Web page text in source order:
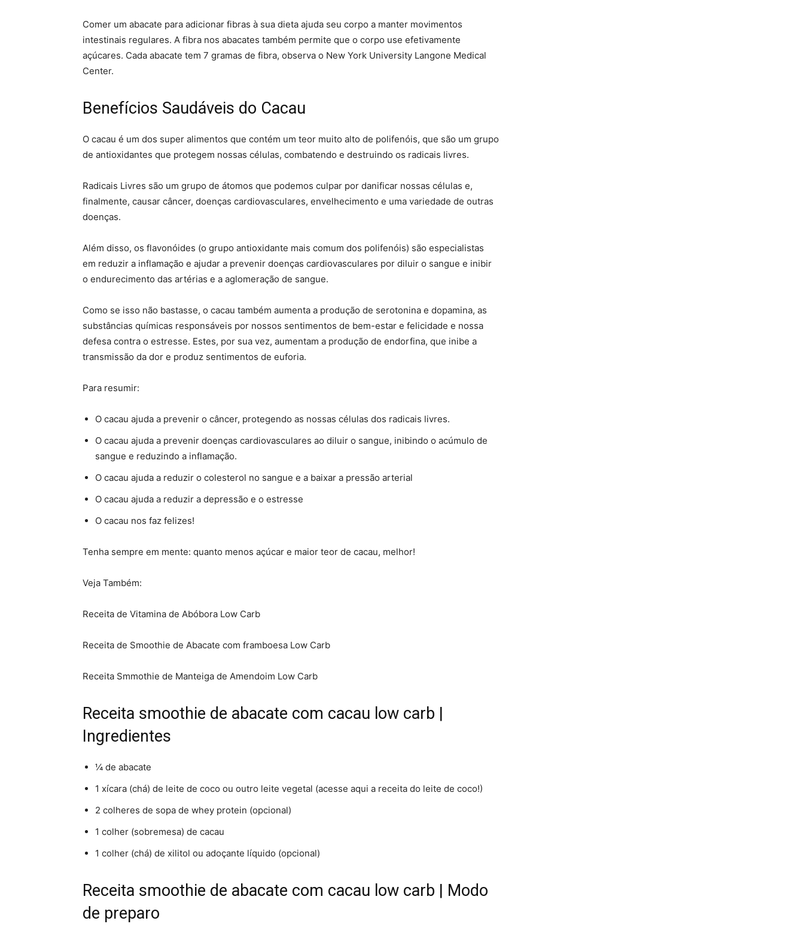
Comer um abacate para adicionar fibras à sua dieta ajuda seu corpo a manter movimentos
intestinais regulares. A fibra nos abacates também permite que o corpo use efetivamente
açúcares. Cada abacate tem 7 gramas de fibra, observa o New York University Langone Medical
Center.
Benefícios Saudáveis ​​do Cacau
O cacau é um dos super alimentos que contém um teor muito alto de polifenóis, que são um grupo
de antioxidantes que protegem nossas células, combatendo e destruindo os radicais livres.
Radicais Livres são um grupo de átomos que podemos culpar por danificar nossas células e,
finalmente, causar câncer, doenças cardiovasculares, envelhecimento e uma variedade de outras
doenças.
Além disso, os flavonóides (o grupo antioxidante mais comum dos polifenóis) são especialistas
em reduzir a inflamação e ajudar a prevenir doenças cardiovasculares por diluir o sangue e inibir
o endurecimento das artérias e a aglomeração de sangue.
Como se isso não bastasse, o cacau também aumenta a produção de serotonina e dopamina, as
substâncias químicas responsáveis ​​por nossos sentimentos de bem-estar e felicidade e nossa
defesa contra o estresse. Estes, por sua vez, aumentam a produção de endorfina, que inibe a
transmissão da dor e produz sentimentos de euforia.
Para resumir:
O cacau ajuda a prevenir o câncer, protegendo as nossas células dos radicais livres.
O cacau ajuda a prevenir doenças cardiovasculares ao diluir o sangue, inibindo o acúmulo de
sangue e reduzindo a inflamação.
O cacau ajuda a reduzir o colesterol no sangue e a baixar a pressão arterial
O cacau ajuda a reduzir a depressão e o estresse
O cacau nos faz felizes!
Tenha sempre em mente: quanto menos açúcar e maior teor de cacau, melhor!
Veja Também:
Receita de Vitamina de Abóbora Low Carb
Receita de Smoothie de Abacate com framboesa Low Carb
Receita Smmothie de Manteiga de Amendoim Low Carb
Receita smoothie de abacate com cacau low carb |
Ingredientes
¼ de abacate
1 xícara (chá) de leite de coco ou outro leite vegetal (acesse aqui a receita do leite de coco!)
2 colheres de sopa de whey protein (opcional)
1 colher (sobremesa) de cacau
1 colher (chá) de xilitol ou adoçante líquido (opcional)
Receita smoothie de abacate com cacau low carb | Modo
de preparo